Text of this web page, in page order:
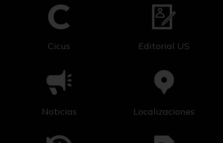
Cicus Editorial US
Noticias Localizaciones